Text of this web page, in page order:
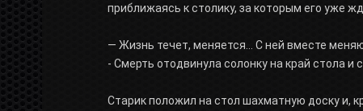
приближаясь к столику, за которым его уже
— Жизнь течет, меняется... С ней вместе
- Смерть отодвинула солонку на край стола и
Старик положил на стол шахматную доску и,